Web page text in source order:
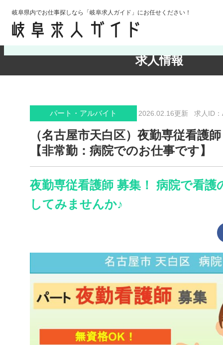
岐阜県内でお仕事探しなら「岐阜求人ガイド」にお任せください！
求人情報
検索条件の確認・変更
パート・アルバイト 2026.02.16更新 求人ID
（名古屋市天白区）夜勤専従看護
【非常勤：病院でのお仕事です】
夜勤専従看護師 募集！ 病院で看護
してみませんか♪